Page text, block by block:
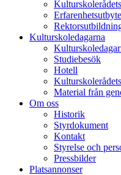
Kulturskoledagarna
Studiebesök
Hotell
Material från
Om oss
Historik
Styrdokument
Kontakt
Styrelse och
Pressbilder
Platsannonser